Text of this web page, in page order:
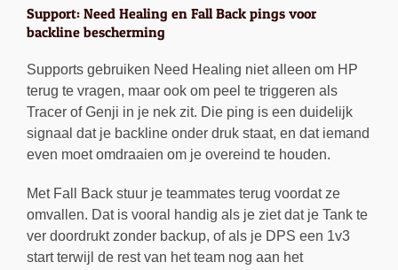
Support: Need Healing en Fall Back pings voor
backline bescherming
Supports gebruiken Need Healing niet alleen om HP
terug te vragen, maar ook om peel te triggeren als
Tracer of Genji in je nek zit. Die ping is een duidelijk
signaal dat je backline onder druk staat, en dat iemand
even moet omdraaien om je overeind te houden.
Met Fall Back stuur je teammates terug voordat ze
omvallen. Dat is vooral handig als je ziet dat je Tank te
ver doordrukt zonder backup, of als je DPS een 1v3
start terwijl de rest van het team nog aan het